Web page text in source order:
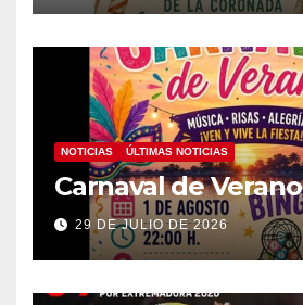
NOTICIAS ÚLTIMAS NOTICIAS
Carnaval de Verano
29 DE JULIO DE 2026